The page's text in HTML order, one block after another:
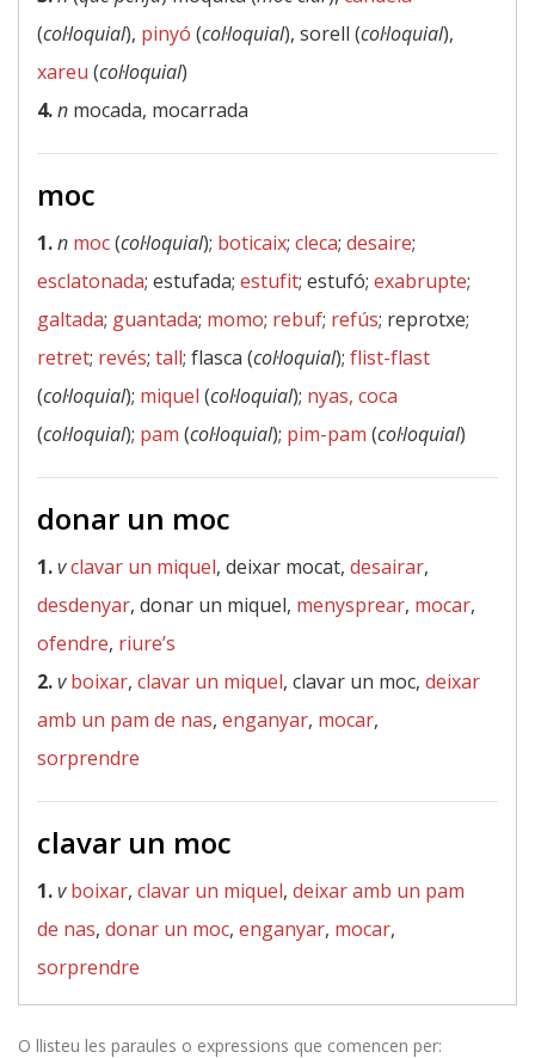
(col·loquial), pinyó (col·loquial), sorell (col·loquial),
xareu (col·loquial)
4.n mocada, mocarrada
moc
1.n moc(col·loquial); boticaix; cleca; desaire;
esclatonada; estufada; estufit; estufó; exabrupte;
galtada; guantada; momo; rebuf; refús; reprotxe;
retret; revés; tall; flasca (col·loquial); flist-flast
(col·loquial); miquel (col·loquial); nyas, coca
(col·loquial); pam (col·loquial); pim-pam (col·loquial)
donar un moc
1.vclavar un miquel, deixar mocat, desairar,
desdenyar, donar un miquel, menysprear, mocar,
ofendre, riure’s
2.v boixar, clavar un miquel, clavar un moc, deixar
amb un pam de nas, enganyar, mocar,
sorprendre
clavar un moc
1.v boixar, clavar un miquel, deixar amb un pam
de nas, donar un moc, enganyar, mocar,
sorprendre
O llisteu les paraules o expressions que comencen per: